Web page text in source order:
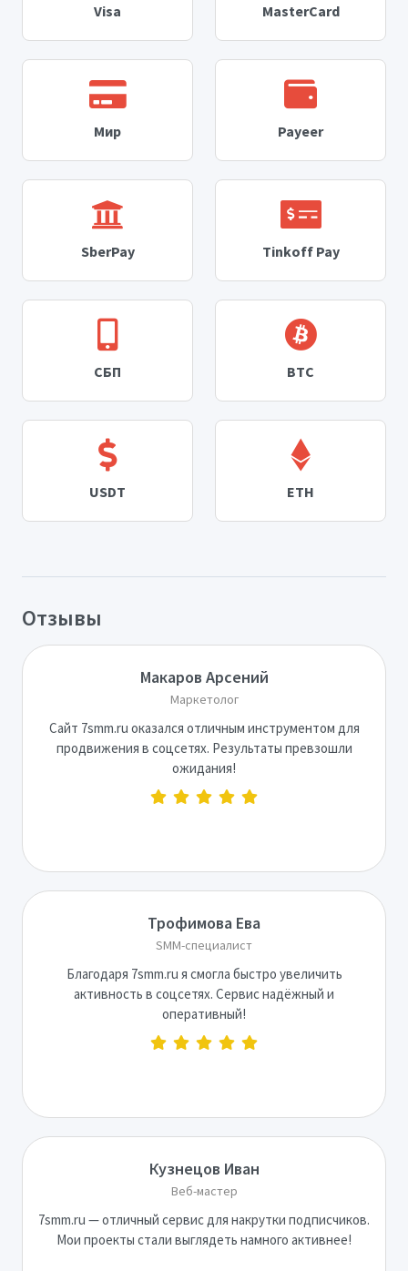
Visa MasterCard
Мир Payeer
SberPay Tinkoff Pay
СБП BTC
USDT ETH
Отзывы
Макаров Арсений
Маркетолог
Сайт 7smm.ru оказался отличным инструментом для
продвижения в соцсетях. Результаты превзошли
ожидания!
Трофимова Ева
SMM-специалист
Благодаря 7smm.ru я смогла быстро увеличить
активность в соцсетях. Сервис надёжный и
оперативный!
Кузнецов Иван
Веб-мастер
7smm.ru — отличный сервис для накрутки подписчиков.
Мои проекты стали выглядеть намного активнее!